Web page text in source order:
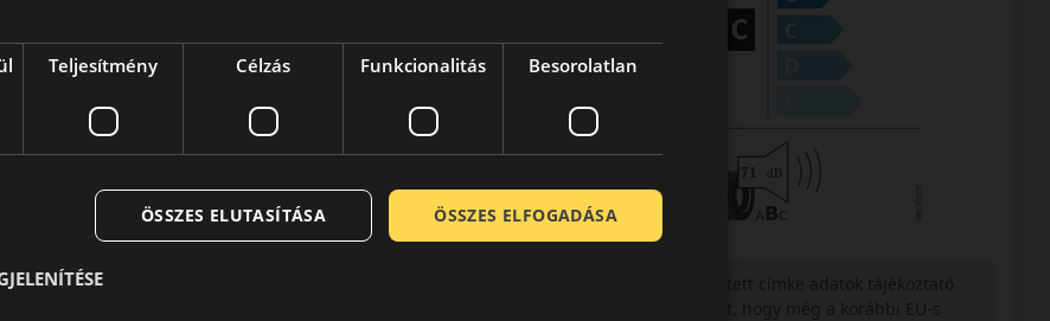
Teljesítmény Célzás Funkcionalitás Besorolatlan
ÖSSZES ELFOGADÁSA
ÖSSZES ELUTASÍTÁSA